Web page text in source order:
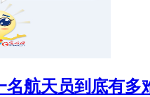
名航天员到底有多